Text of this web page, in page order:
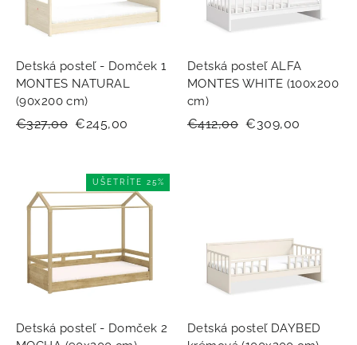
Detská posteľ - Domček 1
MONTES NATURAL
(90x200 cm)
Normálna
€327,00 Zľavnená
€245,00
Detská posteľ ALFA
MONTES WHITE (100x200
cm)
Normálna
€412,00 Zľavnená
€309,00
UŠETRÍTE 25%
Detská posteľ - Domček 2
Detská posteľ DAYBED